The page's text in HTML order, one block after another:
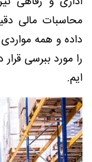
محاسبات مالی
داده و همه
را مورد ببرسی
ایم.